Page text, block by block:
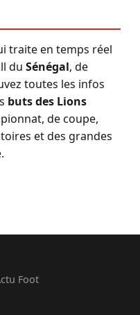
traite en temps réel
du Sénégal, de
toutes les infos
buts des Lions
de coupe,
et des grandes
Foot